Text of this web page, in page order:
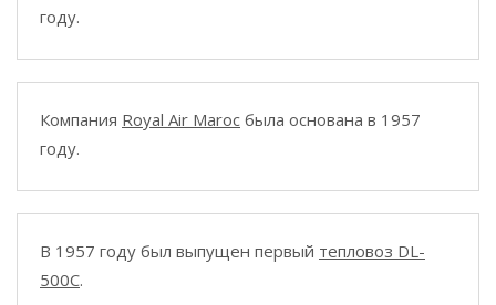
году.
Компания Royal Air Maroc была основана в 1957
году.
В 1957 году был выпущен первый тепловоз DL-
500C.